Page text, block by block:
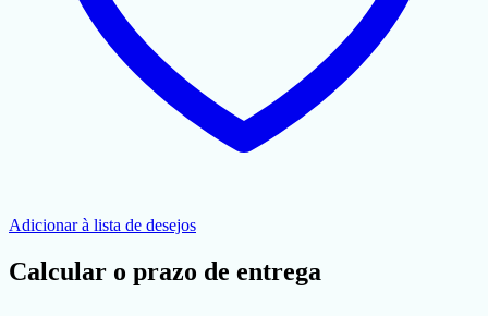
Adicionar à lista de desejos
Calcular o prazo de entrega